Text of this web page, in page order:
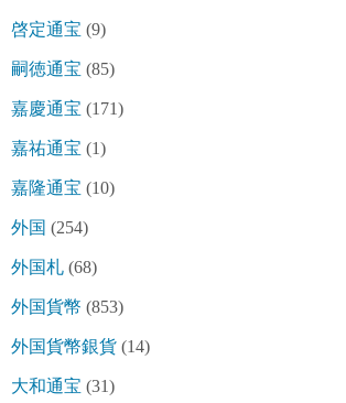
啓定通宝 (9)
嗣徳通宝 (85)
嘉慶通宝 (171)
嘉祐通宝 (1)
嘉隆通宝 (10)
外国 (254)
外国札 (68)
外国貨幣 (853)
外国貨幣銀貨 (14)
大和通宝 (31)